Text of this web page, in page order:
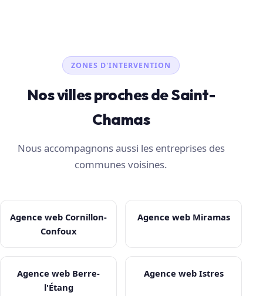
ZONES D'INTERVENTION
Nos villes proches de Saint-
Chamas
Nous accompagnons aussi les entreprises des
communes voisines.
Agence web Cornillon-
Confoux
Agence web Miramas
Agence web Berre-
l'Étang
Agence web Istres